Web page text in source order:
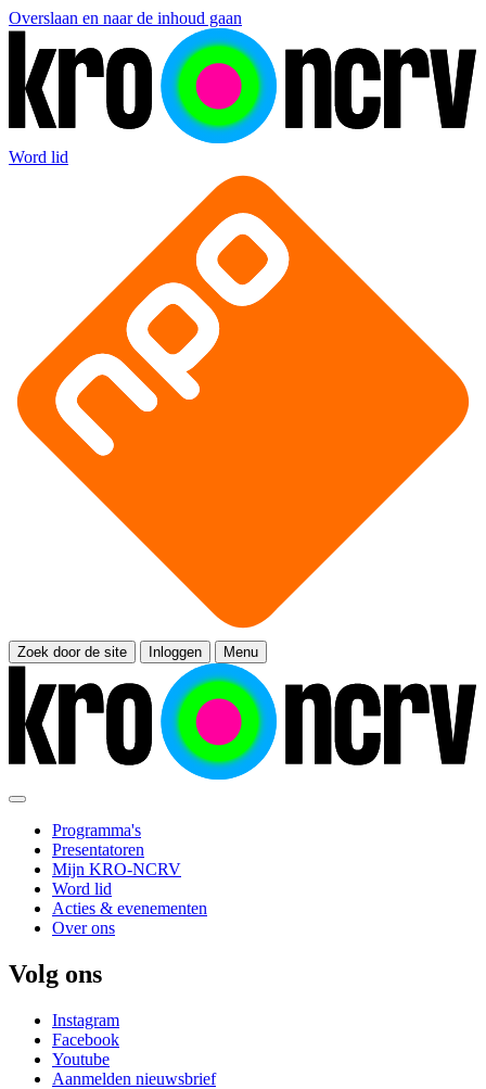
Overslaan en naar de inhoud gaan
Word lid
Zoek door de site Inloggen Menu
Programma's
Presentatoren
Mijn KRO-NCRV
Word lid
Acties & evenementen
Over ons
Volg ons
Instagram
Facebook
Youtube
Aanmelden nieuwsbrief